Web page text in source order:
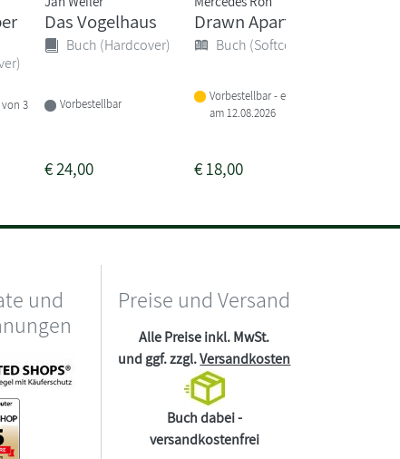
3
Das Vogelhaus
Buch (Hardcover)
Vorbestellbar
€24,00
Drawn Apart
Buch (Softcover)
Vorbestellbar - erscheint
am 12.08.2026
€18,00
und
Preise und Versand
Alle Preise inkl. MwSt.
und ggf. zzgl.Versandkosten
Buch dabei -
versandkostenfrei